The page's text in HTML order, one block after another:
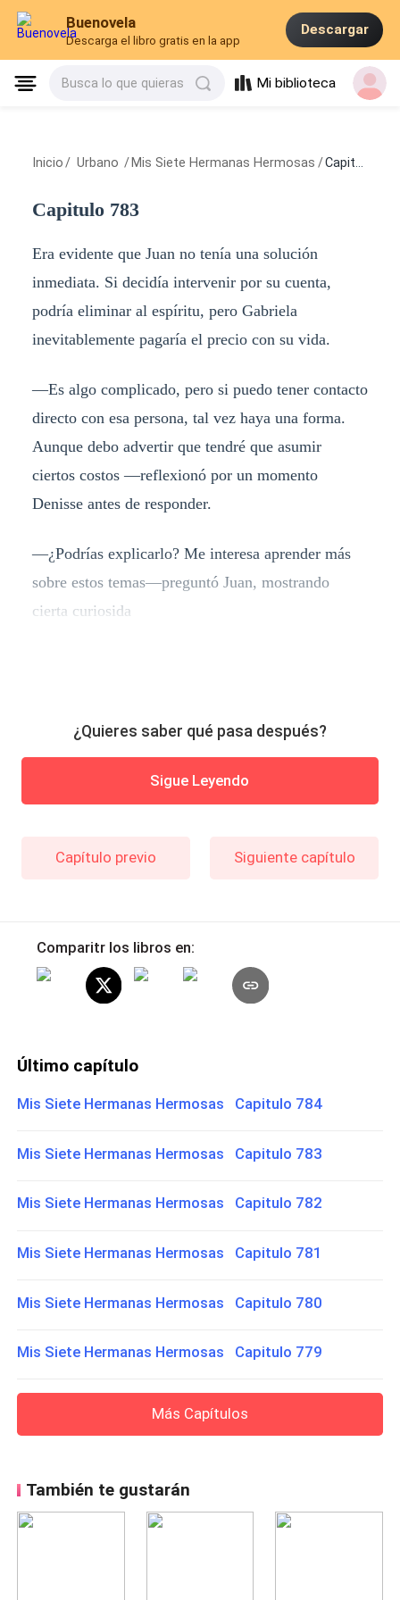
Buenovela
Descarga el libro gratis en la app
Descargar
Busca lo que quieras Mi biblioteca
Inicio / Urbano / Mis Siete Hermanas Hermosas /Capitulo 783
Capitulo 783
Era evidente que Juan no tenía una solución
inmediata. Si decidía intervenir por su cuenta,
podría eliminar al espíritu, pero Gabriela
inevitablemente pagaría el precio con su vida.
—Es algo complicado, pero si puedo tener contacto
directo con esa persona, tal vez haya una forma.
Aunque debo advertir que tendré que asumir
ciertos costos —reflexionó por un momento
Denisse antes de responder.
—¿Podrías explicarlo? Me interesa aprender más
sobre estos temas—preguntó Juan, mostrando
cierta curiosida
¿Quieres saber qué pasa después?
Sigue Leyendo
Capítulo previo Siguiente capítulo
Comparitr los libros en:
Último capítulo
Mis Siete Hermanas Hermosas Capitulo 784
Mis Siete Hermanas Hermosas Capitulo 783
Mis Siete Hermanas Hermosas Capitulo 782
Mis Siete Hermanas Hermosas Capitulo 781
Mis Siete Hermanas Hermosas Capitulo 780
Mis Siete Hermanas Hermosas Capitulo 779
Más Capítulos
También te gustarán